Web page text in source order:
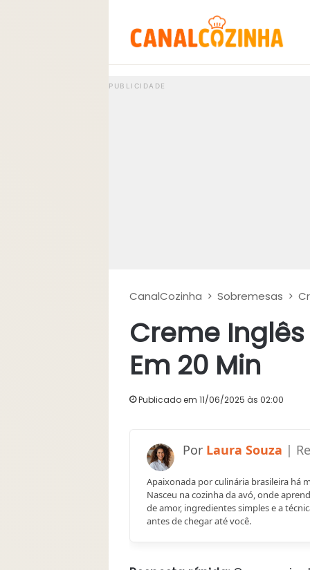
CanalCozinha > Sobremesas >
Creme
Em 20 Min
Publicado em 11/06/2025 às 02:00
Laura Souza
Apaixonada por culinária brasileira há
Nasceu na cozinha da avó, onde
de amor, ingredientes simples e a
antes de chegar até você.